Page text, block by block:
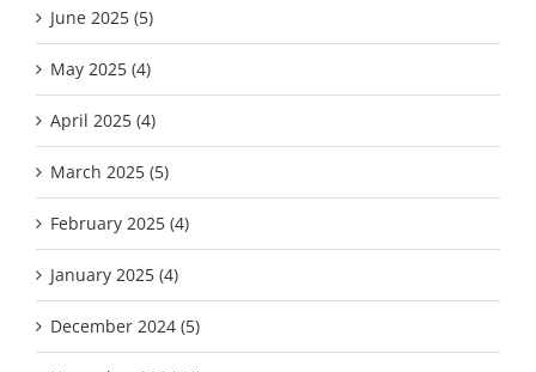
June 2025 (5)
May 2025 (4)
April 2025 (4)
March 2025 (5)
February 2025 (4)
January 2025 (4)
December 2024 (5)